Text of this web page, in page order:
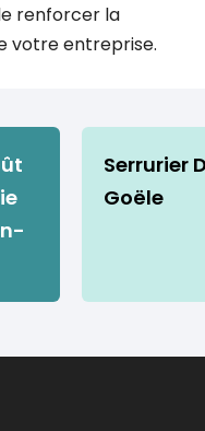
renforcer la
votre entreprise.
Serrurier
Goële